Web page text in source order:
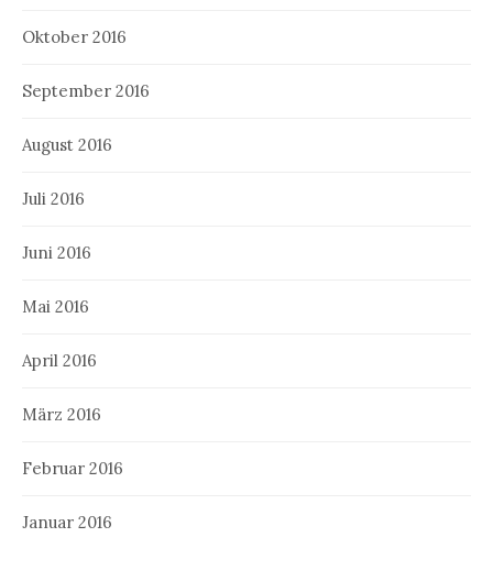
Oktober 2016
September 2016
August 2016
Juli 2016
Juni 2016
Mai 2016
April 2016
März 2016
Februar 2016
Januar 2016